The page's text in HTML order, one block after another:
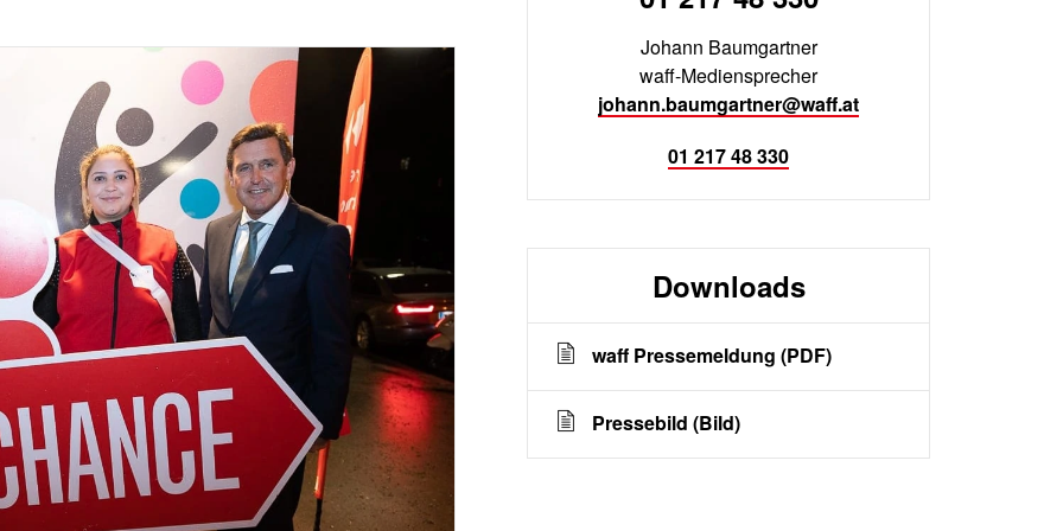
Johann Baumgartner
waff-Mediensprecher
johann.baumgartner@waff.at
01 217 48 330
Downloads
waff Pressemeldung (PDF)
Pressebild (Bild)